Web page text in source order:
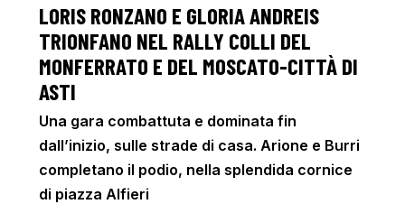
LORIS RONZANO E GLORIA ANDREIS
TRIONFANO NEL RALLY COLLI DEL
MONFERRATO E DEL MOSCATO-CITTÀ DI
ASTI
Una gara combattuta e dominata fin
dall’inizio, sulle strade di casa. Arione e Burri
completano il podio, nella splendida cornice
di piazza Alfieri